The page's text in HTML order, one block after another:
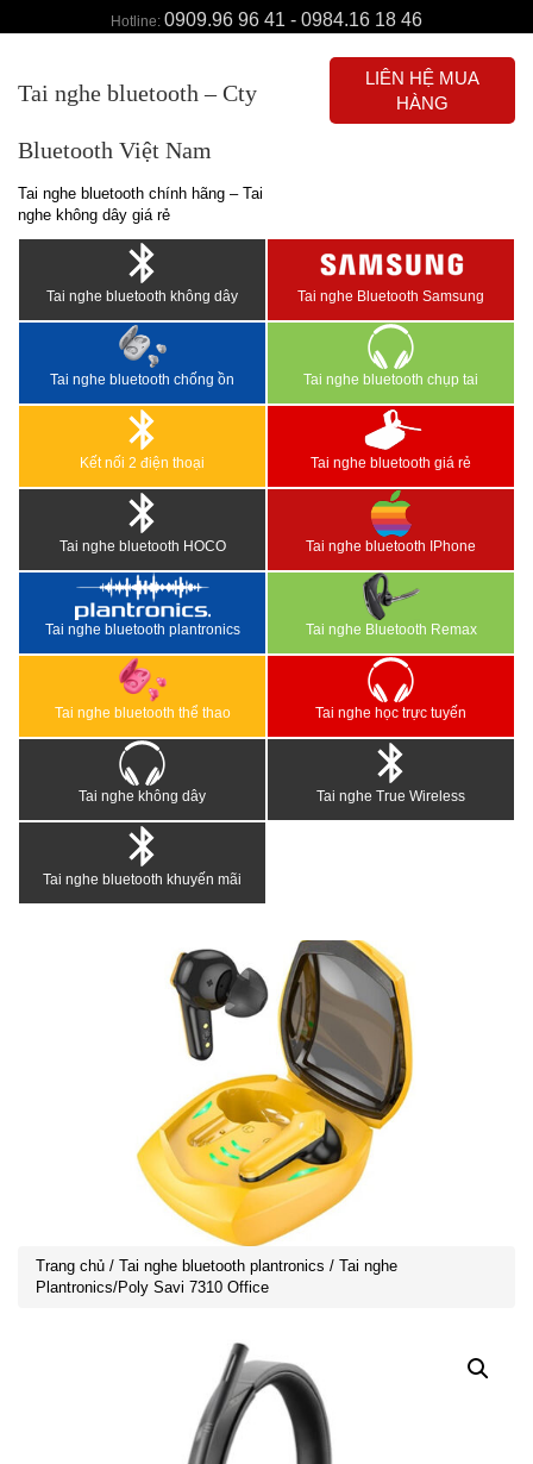
Hotline: 0909.96 96 41 - 0984.16 18 46
Tai nghe bluetooth – Cty
Bluetooth Việt Nam
Tai nghe bluetooth chính hãng – Tai
nghe không dây giá rẻ
LIÊN HỆ MUA
HÀNG
Tai nghe bluetooth không dây Tai nghe Bluetooth Samsung
Tai nghe bluetooth chống ồn Tai nghe bluetooth chụp tai
Kết nối 2 điện thoại Tai nghe bluetooth giá rẻ
Tai nghe bluetooth HOCO Tai nghe bluetooth IPhone
Tai nghe bluetooth plantronics Tai nghe Bluetooth Remax
Tai nghe bluetooth thể thao Tai nghe học trực tuyến
Tai nghe không dây Tai nghe True Wireless
Tai nghe bluetooth khuyến mãi
Trang chủ / Tai nghe bluetooth plantronics / Tai nghe
Plantronics/Poly Savi 7310 Office